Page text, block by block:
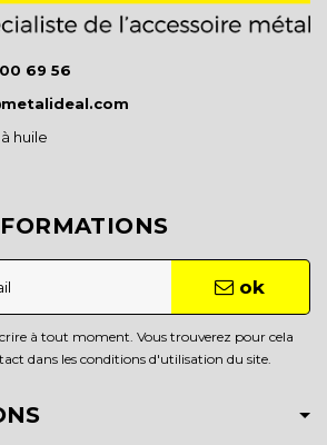
69 56
huile
ok
à tout moment. Vous trouverez pour cela
dans les conditions d'utilisation du site.